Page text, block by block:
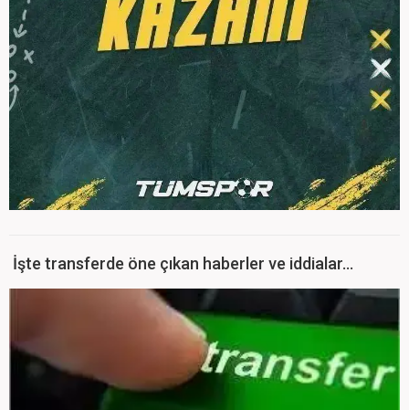
İşte transferde öne çıkan haberler ve iddialar...